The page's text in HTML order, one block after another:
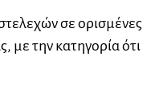
σε ορισμένες
με την κατηγορία ότι